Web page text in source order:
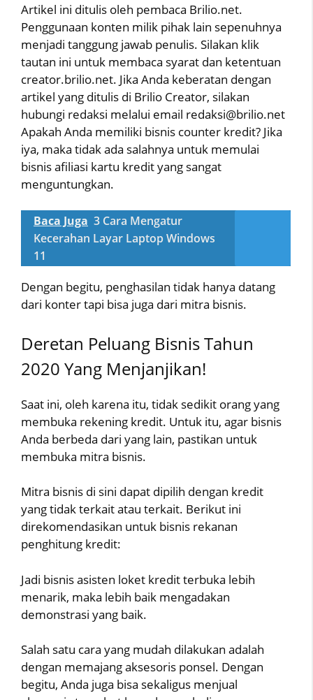
Artikel ini ditulis oleh pembaca Brilio.net.
Penggunaan konten milik pihak lain sepenuhnya
menjadi tanggung jawab penulis. Silakan klik
tautan ini untuk membaca syarat dan ketentuan
creator.brilio.net. Jika Anda keberatan dengan
artikel yang ditulis di Brilio Creator, silakan
hubungi redaksi melalui email redaksi@brilio.net
Apakah Anda memiliki bisnis counter kredit? Jika
iya, maka tidak ada salahnya untuk memulai
bisnis afiliasi kartu kredit yang sangat
menguntungkan.
Baca Juga 3 Cara Mengatur
Kecerahan Layar Laptop Windows
11
Dengan begitu, penghasilan tidak hanya datang
dari konter tapi bisa juga dari mitra bisnis.
Deretan Peluang Bisnis Tahun
2020 Yang Menjanjikan!
Saat ini, oleh karena itu, tidak sedikit orang yang
membuka rekening kredit. Untuk itu, agar bisnis
Anda berbeda dari yang lain, pastikan untuk
membuka mitra bisnis.
Mitra bisnis di sini dapat dipilih dengan kredit
yang tidak terkait atau terkait. Berikut ini
direkomendasikan untuk bisnis rekanan
penghitung kredit:
Jadi bisnis asisten loket kredit terbuka lebih
menarik, maka lebih baik mengadakan
demonstrasi yang baik.
Salah satu cara yang mudah dilakukan adalah
dengan memajang aksesoris ponsel. Dengan
begitu, Anda juga bisa sekaligus menjual